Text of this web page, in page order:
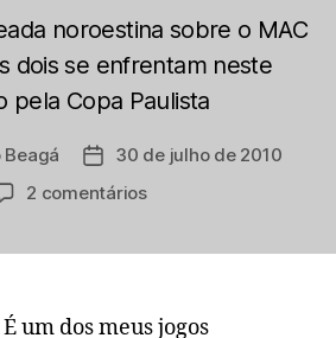
noroestina sobre o MAC
dois se enfrentam neste
pela Copa Paulista
Beagá
Data
de
30 de julho de 2010
2 comentáriosem
baile
É um dos meus jogos